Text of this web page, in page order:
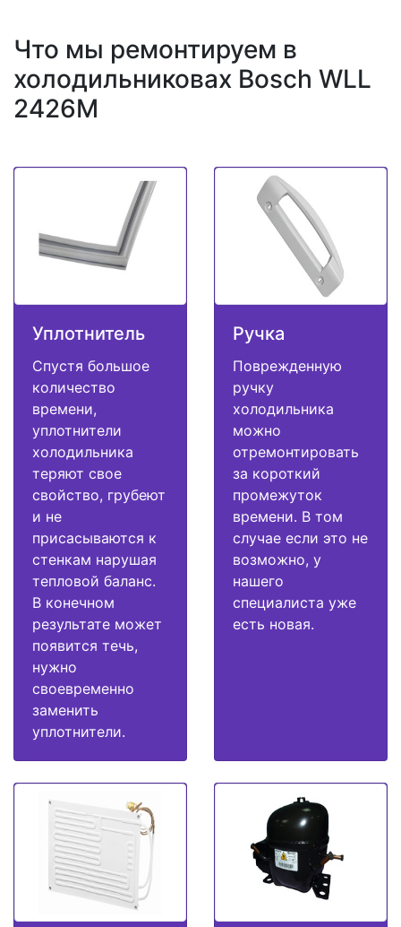
Что мы ремонтируем в
холодильниковах Bosch WLL
2426M
Уплотнитель
Спустя большое
количество
времени,
уплотнители
холодильника
теряют свое
свойство, грубеют
и не
присасываются к
стенкам нарушая
тепловой баланс.
В конечном
результате может
появится течь,
нужно
своевременно
заменить
уплотнители.
Ручка
Поврежденную
ручку
холодильника
можно
отремонтировать
за короткий
промежуток
времени. В том
случае если это не
возможно, у
нашего
специалиста уже
есть новая.